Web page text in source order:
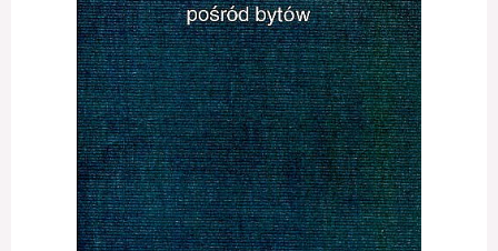
Konieczne
Te pliki cookie
nie są
opcjonalne. Są